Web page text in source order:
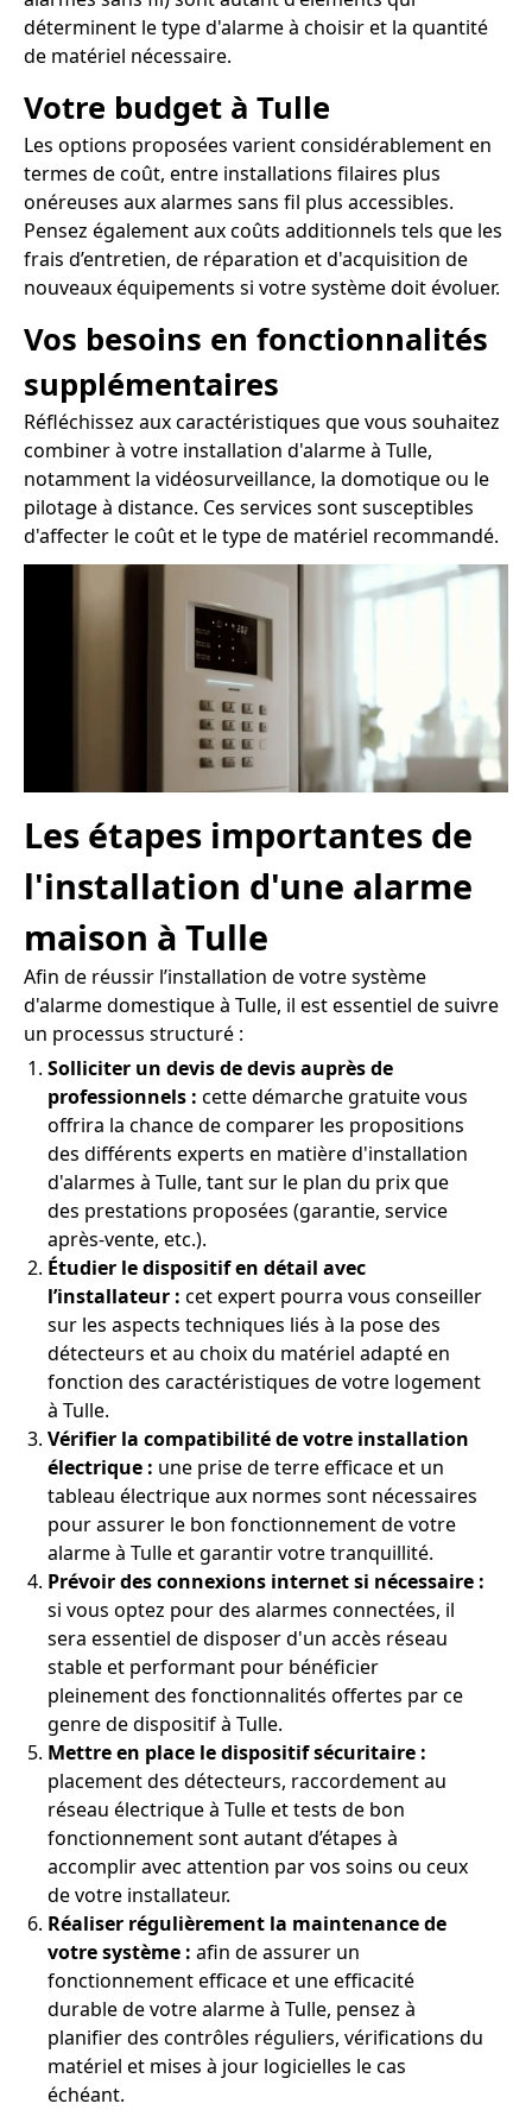
déterminent le type d'alarme à choisir et la quantité
de matériel nécessaire.
Votre budget à Tulle
Les options proposées varient considérablement en
termes de coût, entre installations filaires plus
onéreuses aux alarmes sans fil plus accessibles.
Pensez également aux coûts additionnels tels que les
frais d’entretien, de réparation et d'acquisition de
nouveaux équipements si votre système doit évoluer.
Vos besoins en fonctionnalités
supplémentaires
Réfléchissez aux caractéristiques que vous souhaitez
combiner à votre installation d'alarme à Tulle,
notamment la vidéosurveillance, la domotique ou le
pilotage à distance. Ces services sont susceptibles
d'affecter le coût et le type de matériel recommandé.
Les étapes importantes de
l'installation d'une alarme
maison à Tulle
Afin de réussir l’installation de votre système
d'alarme domestique à Tulle, il est essentiel de suivre
un processus structuré :
Solliciter un devis de devis auprès de
professionnels : cette démarche gratuite vous
offrira la chance de comparer les propositions
des différents experts en matière d'installation
d'alarmes à Tulle, tant sur le plan du prix que
des prestations proposées (garantie, service
après-vente, etc.).
Étudier le dispositif en détail avec
l’installateur : cet expert pourra vous conseiller
sur les aspects techniques liés à la pose des
détecteurs et au choix du matériel adapté en
fonction des caractéristiques de votre logement
à Tulle.
Vérifier la compatibilité de votre installation
électrique : une prise de terre efficace et un
tableau électrique aux normes sont nécessaires
pour assurer le bon fonctionnement de votre
alarme à Tulle et garantir votre tranquillité.
Prévoir des connexions internet si nécessaire :
si vous optez pour des alarmes connectées, il
sera essentiel de disposer d'un accès réseau
stable et performant pour bénéficier
pleinement des fonctionnalités offertes par ce
genre de dispositif à Tulle.
Mettre en place le dispositif sécuritaire :
placement des détecteurs, raccordement au
réseau électrique à Tulle et tests de bon
fonctionnement sont autant d’étapes à
accomplir avec attention par vos soins ou ceux
de votre installateur.
Réaliser régulièrement la maintenance de
votre système : afin de assurer un
fonctionnement efficace et une efficacité
durable de votre alarme à Tulle, pensez à
planifier des contrôles réguliers, vérifications du
matériel et mises à jour logicielles le cas
échéant.